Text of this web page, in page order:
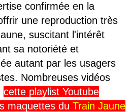
confirmée en la
une reproduction très
suscitant l'intérêt
sa notoriété et
autant par les usagers
Nombreuses vidéos
cette playlist Youtube
maquettes du Train Jaune